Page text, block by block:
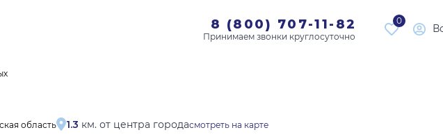
8 (800) 707-11-82 0
область 1.3 км. от центра городасмотреть на карте